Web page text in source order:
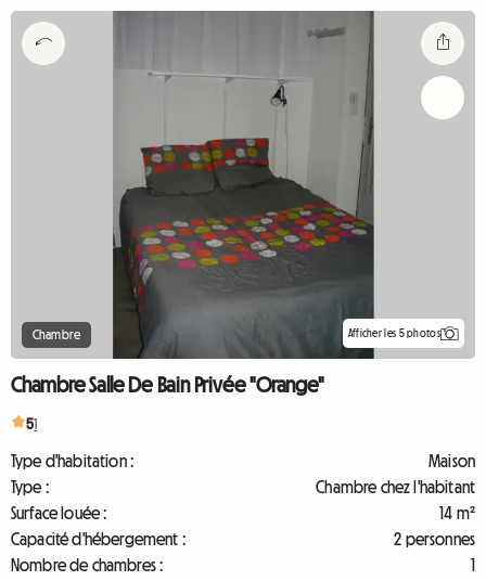
Chambre Afficher les 5 photos
Chambre Salle De Bain Privée "Orange"
51
Type d'habitation :
Maison
Type :
Chambre chez l'habitant
Surface louée :
14 m²
Capacité d'hébergement :
2 personnes
Nombre de chambres :
1